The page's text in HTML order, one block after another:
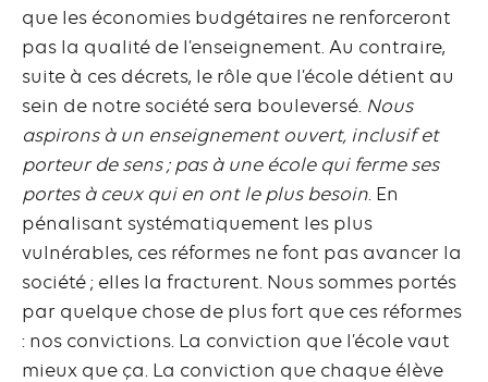
que les économies budgétaires ne renforceront
pas la qualité de l’enseignement. Au contraire,
suite à ces décrets, le rôle que l’école détient au
sein de notre société sera bouleversé. Nous
aspirons à un enseignement ouvert, inclusif et
porteur de sens ; pas à une école qui ferme ses
portes à ceux qui en ont le plus besoin . En
pénalisant systématiquement les plus
vulnérables, ces réformes ne font pas avancer la
société ; elles la fracturent. Nous sommes portés
par quelque chose de plus fort que ces réformes
: nos convictions. La conviction que l’école vaut
mieux que ça. La conviction que chaque élève